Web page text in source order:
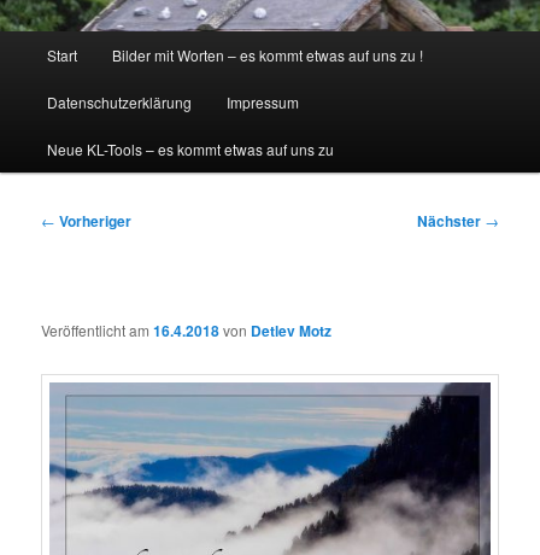
Start Bilder mit Worten – es kommt etwas auf uns zu !
Datenschutzerklärung Impressum
Neue KL-Tools – es kommt etwas auf uns zu
Beitragsnavigation
← Vorheriger Nächster →
Veröffentlicht am16.4.2018von Detlev Motz